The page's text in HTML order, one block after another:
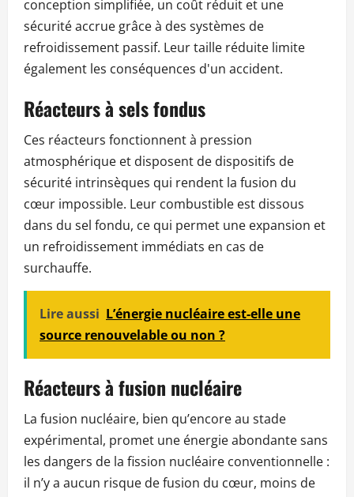
conception simplifiée, un coût réduit et une
sécurité accrue grâce à des systèmes de
refroidissement passif. Leur taille réduite limite
également les conséquences d'un accident.
Réacteurs à sels fondus
Ces réacteurs fonctionnent à pression
atmosphérique et disposent de dispositifs de
sécurité intrinsèques qui rendent la fusion du
cœur impossible. Leur combustible est dissous
dans du sel fondu, ce qui permet une expansion et
un refroidissement immédiats en cas de
surchauffe.
Lire aussi L’énergie nucléaire est-elle une
source renouvelable ou non ?
Réacteurs à fusion nucléaire
La fusion nucléaire, bien qu’encore au stade
expérimental, promet une énergie abondante sans
les dangers de la fission nucléaire conventionnelle :
il n’y a aucun risque de fusion du cœur, moins de